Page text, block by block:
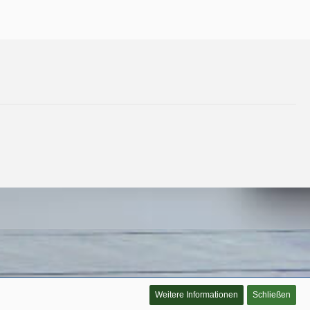
Weitere Informationen Schließen